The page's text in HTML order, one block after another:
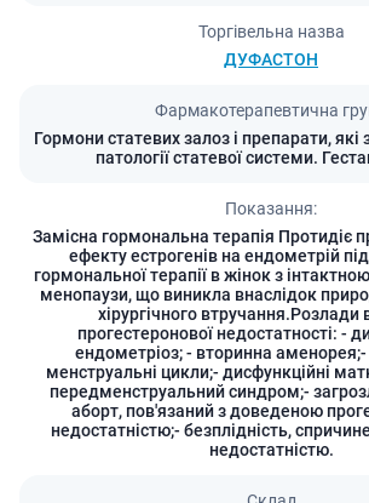
Торгівельна назва
ДУФАСТОН
Фармакотерапевтична
Гормони статевих залоз і препарати, які
патології статевої системи.
Показання:
Замісна гормональна терапія Протидіє
ефекту естрогенів на ендометрій
гормональної терапії в жінок з
менопаузи, що виникла внаслідок
хірургічного втручання.Розлади
прогестеронової недостатності: -
ендометріоз; - вторинна аменорея;-
менструальні цикли;- дисфункційні
передменструальний синдром;-
аборт, пов'язаний з доведеною
недостатністю;- безплідність,
недостатністю.